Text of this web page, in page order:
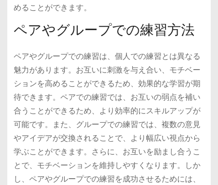
めることができます。
ペアやグループでの練習方法
ペアやグループでの練習は、個人での練習とは異なる
魅力があります。お互いに刺激を与え合い、モチベー
ションを高めることができるため、効果的な学習が期
待できます。ペアでの練習では、お互いの弱点を補い
合うことができるため、より効率的にスキルアップが
可能です。また、グループでの練習では、複数の意見
やアイデアが交換されることで、より幅広い視点から
学ぶことができます。さらに、お互いを励まし合うこ
とで、モチベーションを維持しやすくなります。しか
し、ペアやグループでの練習を成功させるためには、